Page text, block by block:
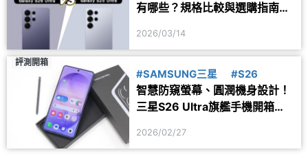
有哪些？規格比較與選購指南一
2026/03/14
評測開箱
#SAMSUNG三星 #S26
智慧防窺螢幕、圓潤機身設計！
三星S26 Ultra旗艦手機開箱體
2026/02/27